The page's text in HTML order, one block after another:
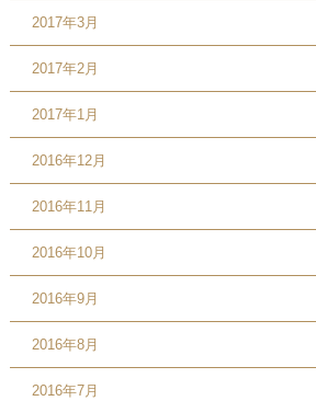
2017年3月
2017年2月
2017年1月
2016年12月
2016年11月
2016年10月
2016年9月
2016年8月
2016年7月